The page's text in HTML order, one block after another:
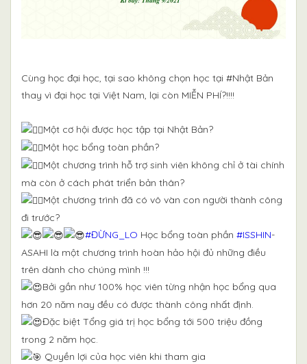
Cùng học đại học, tại sao không chọn học tại #Nhật Bản
thay vì đại học tại Việt Nam, lại còn MIỄN PHÍ?!!!!
Một cơ hội được học tập tại Nhật Bản?
Một học bổng toàn phần?
Một chương trình hỗ trợ sinh viên không chỉ ở tài chính
mà còn ở cách phát triển bản thân?
Một chương trình đã có vô vàn con người thành công
đi trước?
#ĐỪNG_LO Học bổng toàn phần #ISSHIN-
ASAHI là một chương trình hoàn hảo hội đủ những điều
trên dành cho chúng mình !!!
Bởi gần như 100% học viên từng nhận học bổng qua
hơn 20 năm nay đều có được thành công nhất định.
Đặc biệt Tổng giá trị học bổng tới 500 triệu đồng
trong 2 năm học.
Quyền lợi của học viên khi tham gia